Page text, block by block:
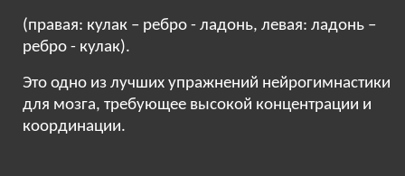
(правая: кулак – ребро - ладонь, левая: ладонь –
ребро - кулак).
Это одно из лучших упражнений нейрогимнастики
для мозга, требующее высокой концентрации и
координации.